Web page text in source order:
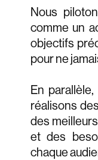
Nous
comme un
objectifs
pour ne
En
réalisons
des
et des
chaque